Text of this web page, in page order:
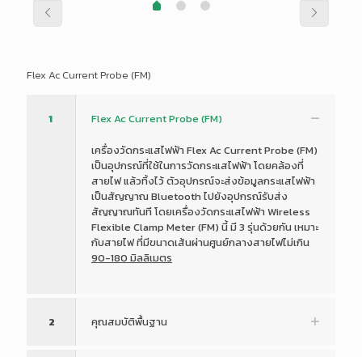
Flex Ac Current Probe (FM)
1 Flex Ac Current Probe (FM)
เครื่องวัดกระแสไฟฟ้า Flex Ac Current Probe (FM)
เป็นอุปกรณ์ที่ใช้ในการวัดกระแสไฟฟ้า โดยคล้องที่
สายไฟ แล้วทิ้งไว้ ตัวอุปกรณ์จะส่งข้อมูลกระแสไฟฟ้า
เป็นสัญญาณ Bluetooth ไปยังอุปกรณ์รับส่ง
สัญญาณทันที โดยเครื่องวัดกระแสไฟฟ้า Wireless
Flexible Clamp Meter (FM) นี้ มี 3 รุ่นด้วยกัน เหมาะ
กับสายไฟ ที่มีขนาดเส้นผ่านศูนย์กลางสายไฟไม่เกิน
90-180 มิลลิเมตร
2 คุณสมบัติพื้นฐาน